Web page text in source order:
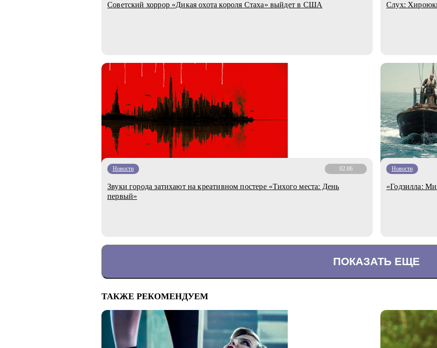
Советский хоррор «Дикая охота короля Стаха» выйдет в США Слух:
Новости 02.06
Звуки города затихают на креативном постере «Тихого места: День
первый»
Новости
«Годзилла:
ПОКАЗАТЬ ЕЩЕ
ТАКЖЕ РЕКОМЕНДУЕМ